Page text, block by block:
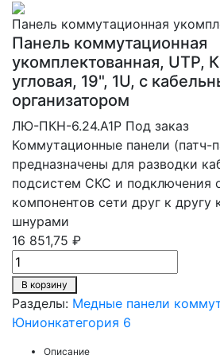
Панель коммутационная
укомплектованная, UTP,
угловая, 19", 1U, с
организатором
ЛЮ-ПКН-6.24.А1Р Под заказ
Коммутационные панели (патч-
предназначены для разводки
подсистем СКС и подключения
компонентов сети друг к
шнурами
16 851,75 ₽
В корзину
Разделы: Медные панели
Юнионкатегория 6
Описание